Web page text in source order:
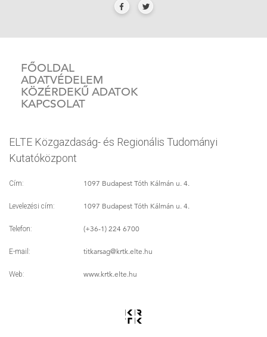
FŐOLDAL
ADATVÉDELEM
KÖZÉRDEKŰ ADATOK
KAPCSOLAT
ELTE Közgazdaság- és Regionális Tudományi
Kutatóközpont
Cím: 1097 Budapest Tóth Kálmán u. 4.
Levelezési cím: 1097 Budapest Tóth Kálmán u. 4.
Telefon: (+36-1) 224 6700
E-mail: titkarsag@krtk.elte.hu
Web: www.krtk.elte.hu